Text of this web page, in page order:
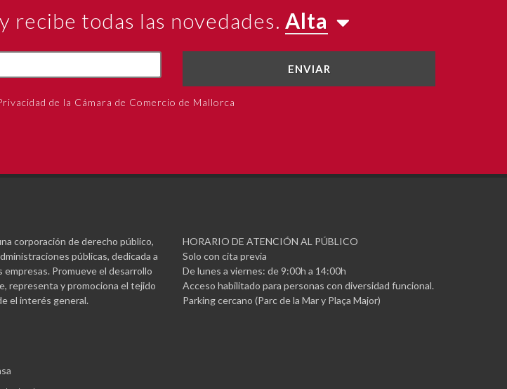
recibe todas las novedades. Alta
ENVIAR
de la Cámara de Comercio de Mallorca
corporación de derecho público,
públicas, dedicada a
empresas. Promueve el desarrollo
representa y promociona el tejido
el interés general.
HORARIO DE ATENCIÓN AL PÚBLICO
Solo con cita previa
De lunes a viernes: de 9:00h a 14:00h
Acceso habilitado para personas con diversidad funcional.
Parking cercano (Parc de la Mar y Plaça Major)